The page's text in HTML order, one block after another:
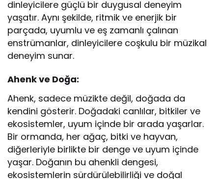
dinleyicilere güçlü bir duygusal deneyim
yaşatır. Aynı şekilde, ritmik ve enerjik bir
parçada, uyumlu ve eş zamanlı çalınan
enstrümanlar, dinleyicilere coşkulu bir müzikal
deneyim sunar.
Ahenk ve Doğa:
Ahenk, sadece müzikte değil, doğada da
kendini gösterir. Doğadaki canlılar, bitkiler ve
ekosistemler, uyum içinde bir arada yaşarlar.
Bir ormanda, her ağaç, bitki ve hayvan,
diğerleriyle birlikte bir denge ve uyum içinde
yaşar. Doğanın bu ahenkli dengesi,
ekosistemlerin sürdürülebilirliği ve doğal